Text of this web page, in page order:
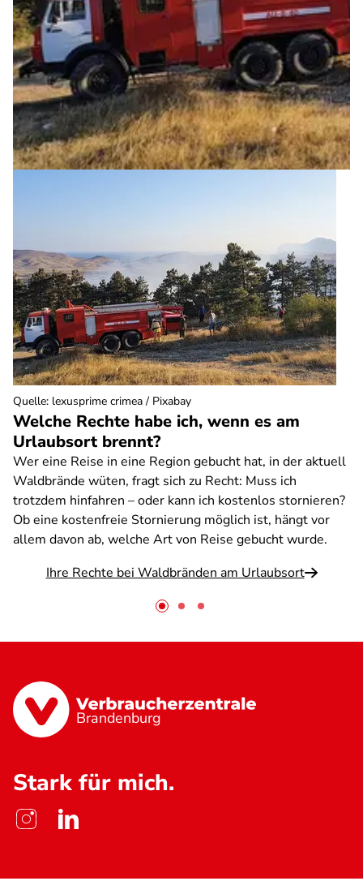
Welche Rechte habe ich, wenn es am
Urlaubsort brennt?
Wer eine Reise in eine Region gebucht hat, in der aktuell
Waldbrände wüten, fragt sich zu Recht: Muss ich
trotzdem hinfahren – oder kann ich kostenlos stornieren?
Ob eine kostenfreie Stornierung möglich ist, hängt vor
allem davon ab, welche Art von Reise gebucht wurde.
Ihre Rechte bei Waldbränden am Urlaubsort
Quelle: lexusprime crimea / Pixabay
Brandenburg
Stark für mich.